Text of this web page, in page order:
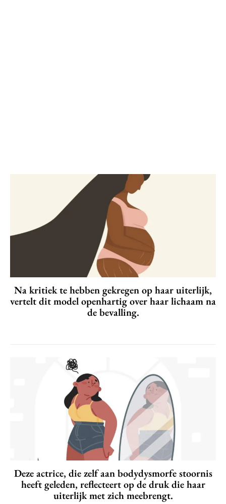
Na kritiek te hebben gekregen op haar uiterlijk,
vertelt dit model openhartig over haar lichaam na
de bevalling.
Deze actrice, die zelf aan bodydysmorfe stoornis
heeft geleden, reflecteert op de druk die haar
uiterlijk met zich meebrengt.